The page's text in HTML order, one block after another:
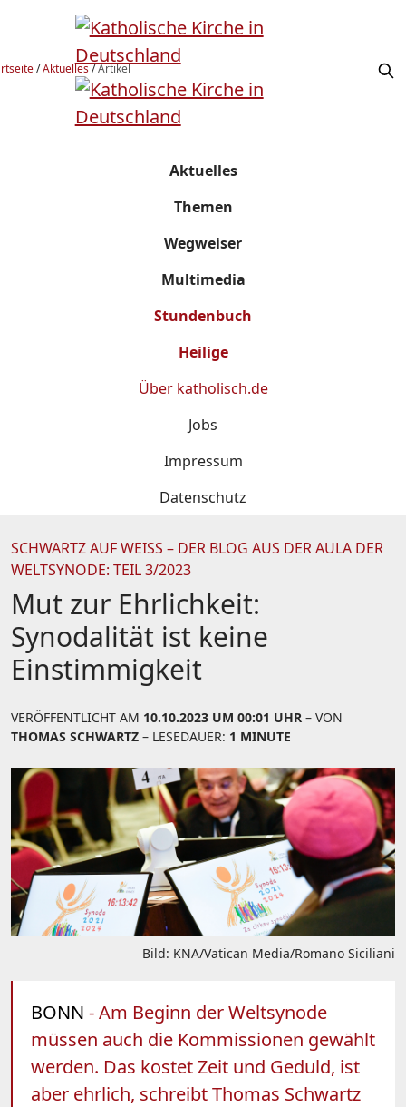
/Aktuelles/Artikel
Aktuelles
Themen
Wegweiser
Multimedia
Stundenbuch
Heilige
Über katholisch.de
Jobs
Impressum
Datenschutz
SCHWARTZ AUF WEISS – DER BLOG AUS DER AULA DER W
ELTSYNODE: TEIL 3/2023
Mut zur Ehrlichkeit:
Synodalität ist keine
Einstimmigkeit
VERÖFFENTLICHT AM 10.10.2023 UM 00:01 UHR – VON
THOMAS SCHWARTZ – LESEDAUER: 1 MINUTE
Bild: KNA/Vatican Media/Romano Siciliani
BONN - Am Beginn der Weltsynode
müssen auch die Kommissionen gewählt
werden. Das kostet Zeit und Geduld, ist
aber ehrlich, schreibt Thomas Schwartz